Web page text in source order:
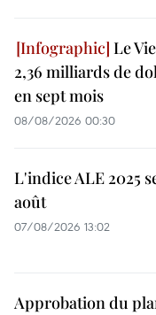
Le
2,36 milliards de
en sept mois
08/08/2026 00:30
L'indice ALE 2025
août
07/08/2026 13:02
Approbation du